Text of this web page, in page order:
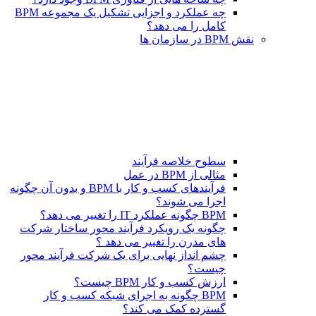
چه عملکرد و اجزایی تشکیل یک مجموعه BPM
کامل را می دهد؟
نقش BPM در سازمان ها
سطوح خلاصه فرآیند
مثالی از BPM در عمل
فرآیندهای کسب و کار با BPM و بدون آن چگونه
اجرا می شوند؟
BPM چگونه عملکرد IT را تغییر می دهد؟
چگونه یک رویکرد فرآیند محور ساختار شرکت
های مدرن را تغییر می دهد ؟
چشم انداز نهایی برای یک شرکت فرآیند محور
چیست؟
ارزش کسب و کار BPM چیست؟
BPM چگونه به اجرای شبکه کسب و کار
گسترده کمک می کند؟